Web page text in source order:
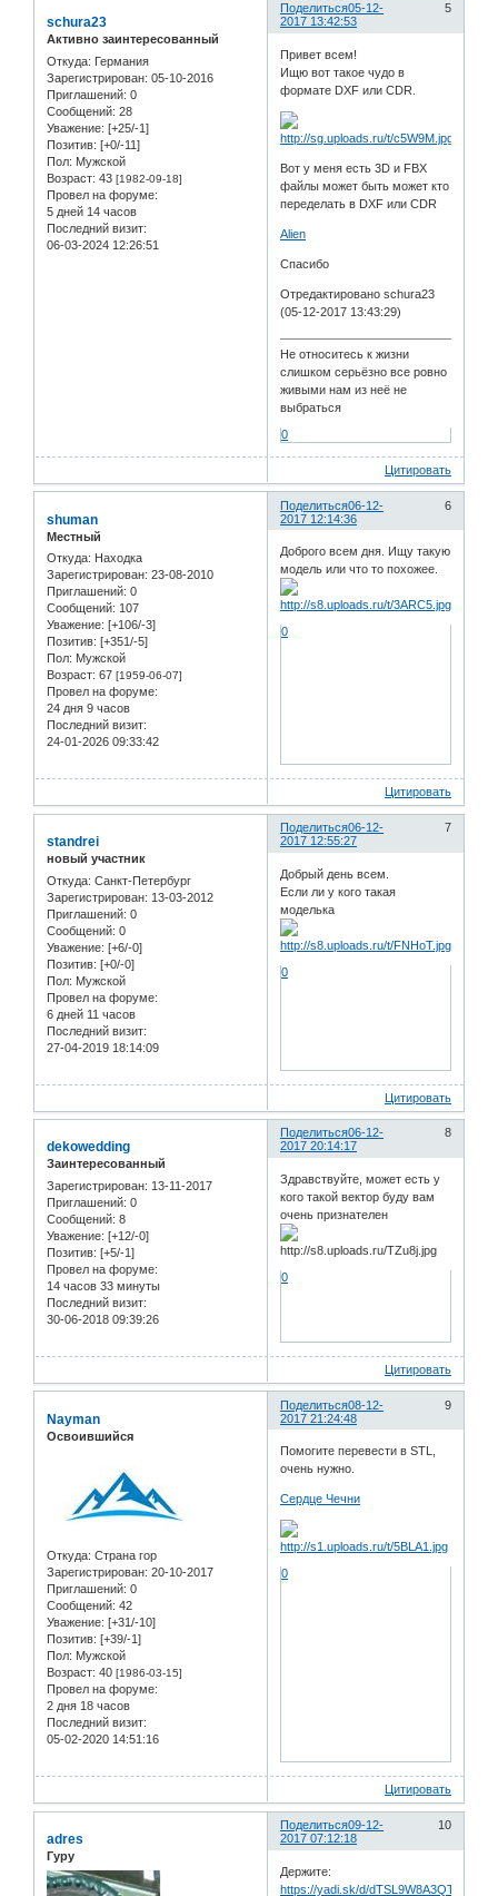
Поделиться 5
05-12-
2017 13:42:53
schura23
Активно заинтересованный
Откуда: Германия
Зарегистрирован: 05-10-2016
Приглашений: 0
Сообщений: 28
Уважение: [+25/-1]
Позитив: [+0/-11]
Пол: Мужской
Возраст: 43 [1982-09-18]
Провел на форуме:
5 дней 14 часов
Последний визит:
06-03-2024 12:26:51
Привет всем!
Ищю вот такое чудо в
формате DXF или CDR.
Вот у меня есть 3D и FBX
файлы может быть может кто
переделать в DXF или CDR
Alien
Спасибо
Отредактировано schura23
(05-12-2017 13:43:29)
Не относитесь к жизни
слишком серьёзно все ровно
живыми нам из неё не
выбраться
0
Цитировать
Поделиться 6
06-12-
2017 12:14:36
shuman
Местный
Откуда: Находка
Зарегистрирован: 23-08-2010
Приглашений: 0
Сообщений: 107
Уважение: [+106/-3]
Позитив: [+351/-5]
Пол: Мужской
Возраст: 67 [1959-06-07]
Провел на форуме:
24 дня 9 часов
Последний визит:
24-01-2026 09:33:42
Доброго всем дня. Ищу такую
модель или что то похожее.
0
Цитировать
Поделиться 7
06-12-
2017 12:55:27
standrei
новый участник
Откуда: Санкт-Петербург
Зарегистрирован: 13-03-2012
Приглашений: 0
Сообщений: 0
Уважение: [+6/-0]
Позитив: [+0/-0]
Пол: Мужской
Провел на форуме:
6 дней 11 часов
Последний визит:
27-04-2019 18:14:09
Добрый день всем.
Если ли у кого такая
моделька
0
Цитировать
Поделиться 8
06-12-
2017 20:14:17
dekowedding
Заинтересованный
Зарегистрирован: 13-11-2017
Приглашений: 0
Сообщений: 8
Уважение: [+12/-0]
Позитив: [+5/-1]
Провел на форуме:
14 часов 33 минуты
Последний визит:
30-06-2018 09:39:26
Здравствуйте, может есть у
кого такой вектор буду вам
очень признателен
0
Цитировать
Поделиться 9
08-12-
2017 21:24:48
Nayman
Освоившийся
Откуда: Страна гор
Зарегистрирован: 20-10-2017
Приглашений: 0
Сообщений: 42
Уважение: [+31/-10]
Позитив: [+39/-1]
Пол: Мужской
Возраст: 40 [1986-03-15]
Провел на форуме:
2 дня 18 часов
Последний визит:
05-02-2020 14:51:16
Помогите перевести в STL,
очень нужно.
Сердце Чечни
0
Цитировать
Поделиться 10
09-12-
2017 07:12:18
adres
Гуру
Держите:
https://yadi.sk/d/dTSL9W8A3QTBAP